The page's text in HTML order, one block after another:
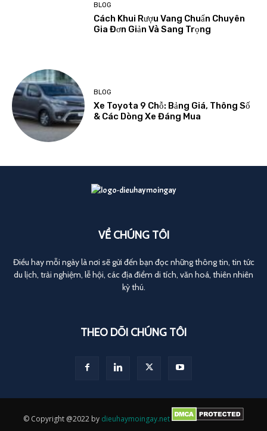
BLOG
Cách Khui Rượu Vang Chuẩn Chuyên
Gia Đơn Giản Và Sang Trọng
BLOG
Xe Toyota 9 Chỗ: Bảng Giá, Thông Số
& Các Dòng Xe Đáng Mua
VỀ CHÚNG TÔI
Điều hay mỗi ngày là nơi sẽ gửi đến bạn đọc những thông tin, tin tức
du lịch, trải nghiệm, lễ hội, các địa điểm di tích, văn hoá, thiên nhiên
kỳ thú.
THEO DÕI CHÚNG TÔI
© Copyright @2022 by dieuhaymoingay.net